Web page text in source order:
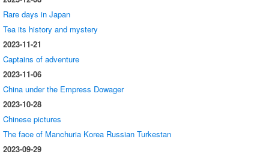
Rare days in Japan
Tea its history and mystery
2023-11-21
Captains of adventure
2023-11-06
China under the Empress Dowager
2023-10-28
Chinese pictures
The face of Manchuria Korea Russian Turkestan
2023-09-29